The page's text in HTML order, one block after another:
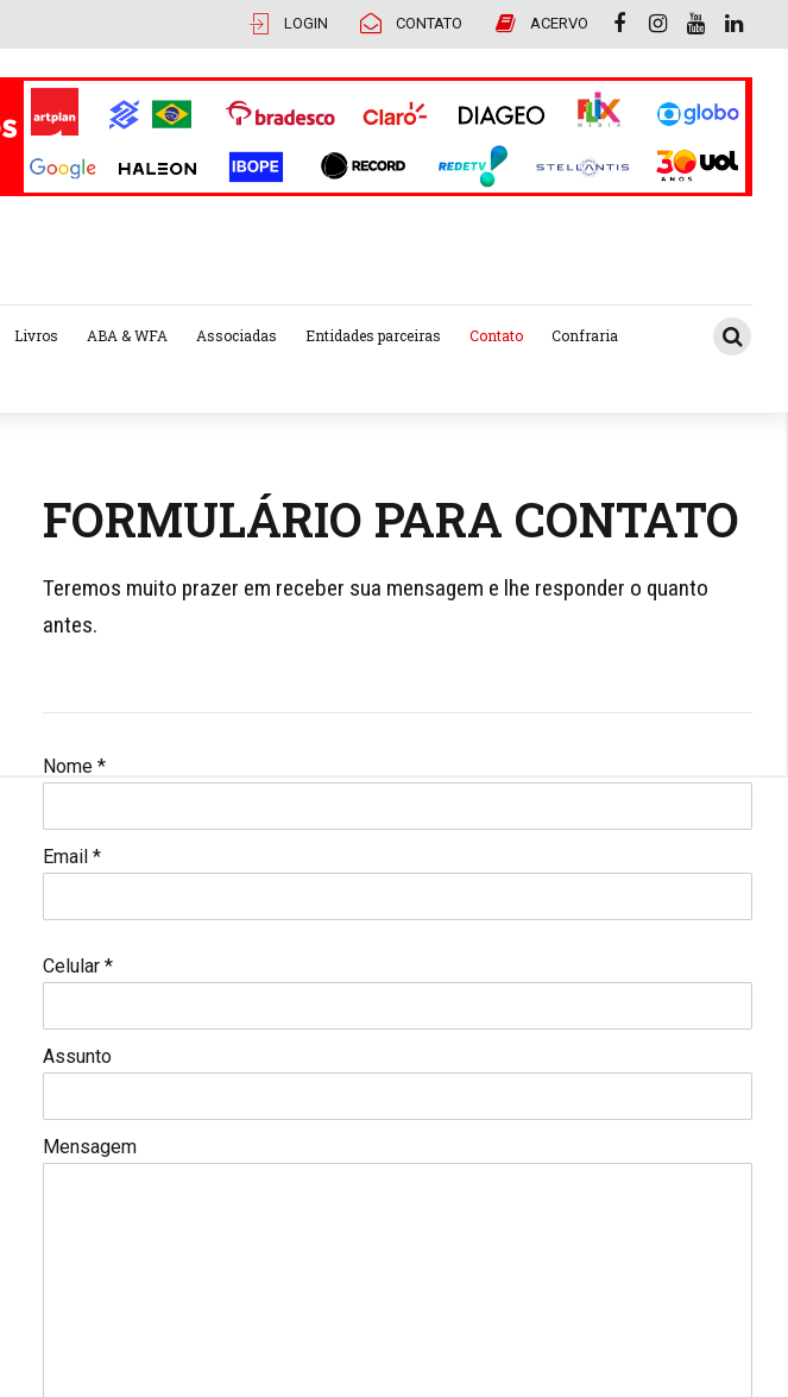
LOGIN CONTATO ACERVO
Livros ABA & WFA Associadas Entidades parceiras Contato Confraria
FORMULÁRIO PARA CONTATO
Teremos muito prazer em receber sua mensagem e lhe responder o quanto
antes.
Nome *
Email *
Celular *
Assunto
Mensagem